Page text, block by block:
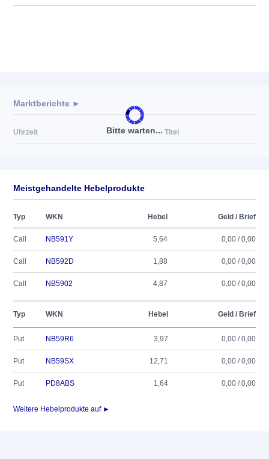
Bitte warten...
Marktberichte ►
Uhrzeit Titel
Meistgehandelte Hebelprodukte
Typ WKN Hebel Geld / Brief
Call NB591Y 5,64 0,00 / 0,00
Call NB592D 1,88 0,00 / 0,00
Call NB5902 4,87 0,00 / 0,00
Typ WKN Hebel Geld / Brief
Put NB59R6 3,97 0,00 / 0,00
Put NB59SX 12,71 0,00 / 0,00
Put PD8ABS 1,64 0,00 / 0,00
Weitere Hebelprodukte auf ►